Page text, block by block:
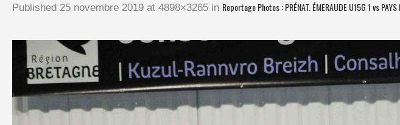
Published 25 novembre 2019 at 4898×3265 in Reportage Photos : PRÉNAT. ÉMERAUDE U15G 1 vs